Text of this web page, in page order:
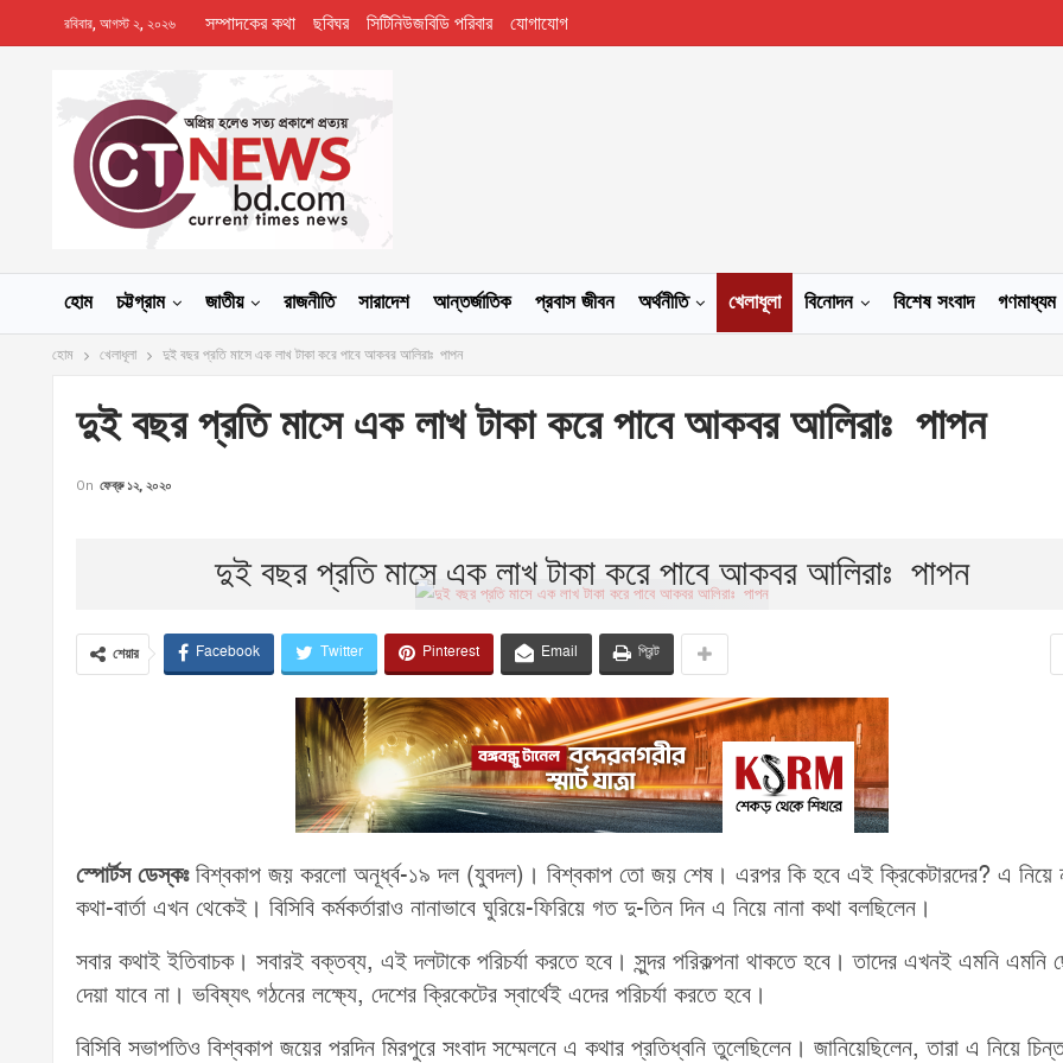
রবিবার, আগস্ট ২, ২০২৬ সম্পাদকের কথা ছবিঘর সিটিনিউজবিডি পরিবার যোগাযোগ
হোম চট্টগ্রাম জাতীয় রাজনীতি সারাদেশ আন্তর্জাতিক প্রবাস জীবন অর্থনীতি খেলাধূলা বিনোদন বিশেষ সংবাদ গণমাধ্যম
হোম খেলাধূলা দুই বছর প্রতি মাসে এক লাখ টাকা করে পাবে আকবর আলিরাঃ পাপন
দুই বছর প্রতি মাসে এক লাখ টাকা করে পাবে আকবর আলিরাঃ পাপন
On ফেব্রু ১২, ২০২০
দুই বছর প্রতি মাসে এক লাখ টাকা করে পাবে আকবর আলিরাঃ পাপন
শেয়ার Facebook Twitter Pinterest Email প্রিন্ট
স্পোর্টস ডেস্কঃবিশ্বকাপ জয় করলো অনূর্ধ্ব-১৯ দল (যুবদল)। বিশ্বকাপ তো জয় শেষ। এরপর কি হবে এই ক্রিকেটারদের? এ নিয়ে
কথা-বার্তা এখন থেকেই। বিসিবি কর্মকর্তারাও নানাভাবে ঘুরিয়ে-ফিরিয়ে গত দু-তিন দিন এ নিয়ে নানা কথা বলছিলেন।
সবার কথাই ইতিবাচক। সবারই বক্তব্য, এই দলটাকে পরিচর্যা করতে হবে। সুন্দর পরিকল্পনা থাকতে হবে। তাদের এখনই এমনি এমনি
দেয়া যাবে না। ভবিষ্যৎ গঠনের লক্ষ্যে, দেশের ক্রিকেটের স্বার্থেই এদের পরিচর্যা করতে হবে।
বিসিবি সভাপতিও বিশ্বকাপ জয়ের পরদিন মিরপুরে সংবাদ সম্মেলনে এ কথার প্রতিধ্বনি তুলেছিলেন। জানিয়েছিলেন, তারা এ নিয়ে